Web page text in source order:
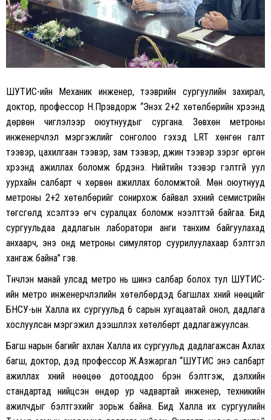
ШУТИС-ийн Механик инженер, тээврийн сургуулийн захирал,
доктор, профессор Н.Пүрэвдорж “Энэхүү 2+2 хөтөлбөрийн хүрээнд
дөрвөн чиглэлээр оюутнуудыг сургана. Зөвхөн метроны
инженерчлэл мэргэжлийг сонголоо гэхэд LRT хөнгөн галт
тээвэр, цахилгаан тээвэр, зам тээвэр, дүүжин тээвэр зэрэг өргөн
хүрээнд ажиллах боломж бүрдэнэ. Нийтийн тээвэр гэлтгүй уул
уурхайн салбарт ч хөрвөн ажиллах боломжтой. Мөн оюутнууд
метроны 2+2 хөтөлбөрийг сонирхож байвал эхний семистрийн
төгсгөлд хүсэлтээ өгч суралцах боломж нээлттэй байгаа. Бид
сургуульдаа дадлагын лаборатори анги танхим байгуулахад
анхаарч, энэ онд метроны симулятор суурилуулахаар бэлтгэл
хангаж байна” гэв.
Түүнчлэн манай улсад метро нь шинэ салбар болох тул ШУТИС-
ийн метро инженерчлэлийн хөтөлбөрүүдэд багшлах хүний нөөцийг
БНСУ-ын Халла их сургуульд 6 сарын хугацаатай онол, дадлага
хослуулсан мэргэжил дээшлүүлэх хөтөлбөрт дадлагажуулсан.
Багш нарын багийг ахлан Халла их сургуульд дадлагажсан Ахлах
багш, доктор, дэд профессор Ж.Азжаргал “ШУТИС энэ салбарт
ажиллах хүний нөөцөө дотооддоо бүрэн бэлтгэж, дэлхийн
стандартад нийцсэн өндөр ур чадвартай инженер, техникийн
ажилчдыг бэлтгэхийг зорьж байна. Бид Халла их сургуулийн